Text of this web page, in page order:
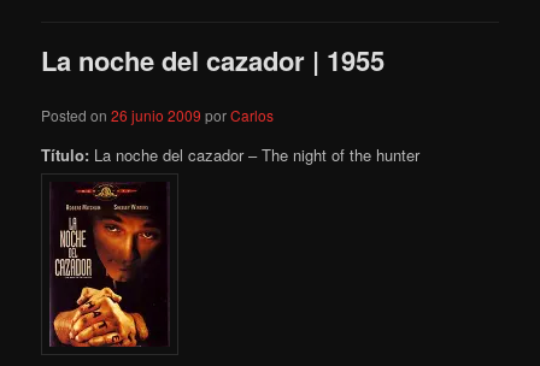
La noche del cazador | 1955
Posted on26 junio 2009 porCarlos
Título: La noche del cazador – The night of the hunter